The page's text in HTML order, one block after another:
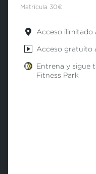
Matrícula 30€
Acceso ilimitado
Acceso gratuito
Entrena y sigue
Fitness Park